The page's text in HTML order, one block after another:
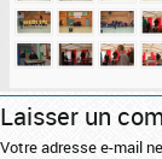
Laisser un
Votre adresse e-mail